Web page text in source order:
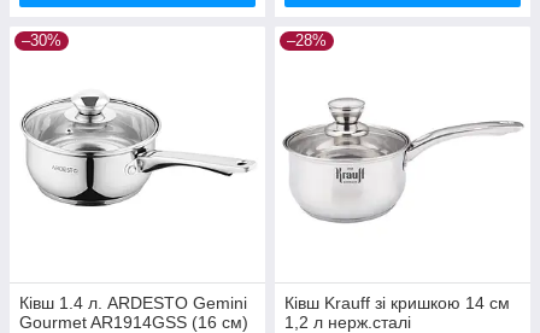
–30%
Ківш 1.4 л. ARDESTO Gemini
Gourmet AR1914GSS (16 см)
–28%
Ківш Krauff зі кришкою 14 см
1,2 л нерж.сталі